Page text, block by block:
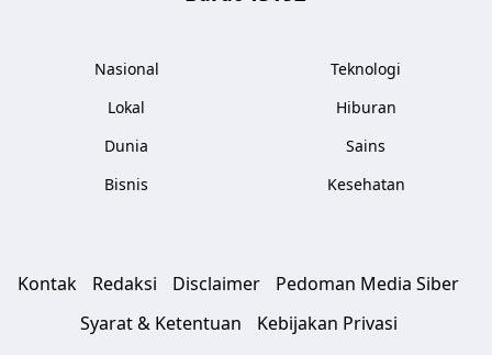
Nasional
Lokal
Dunia
Bisnis
Teknologi
Hiburan
Sains
Kesehatan
Kontak Redaksi Disclaimer
Pedoman Media Siber
Syarat & Ketentuan
Kebijakan Privasi